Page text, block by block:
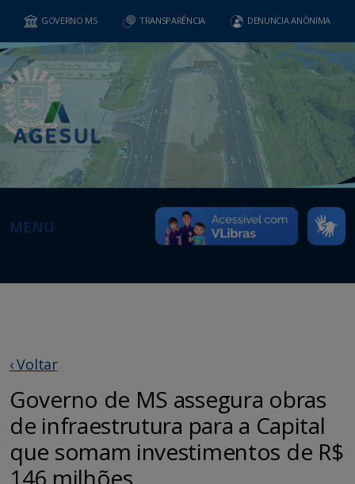
GOVERNO MS TRANSPARÊNCIA DENUNCIA ANÔNIMA
MENU
‹ Voltar
Governo de MS assegura obras
de infraestrutura para a Capital
que somam investimentos de R$
146 milhões